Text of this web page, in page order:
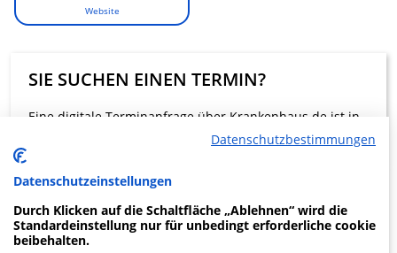
Website
SIE SUCHEN EINEN TERMIN?
Eine digitale Terminanfrage über Krankenhaus.de ist in
Beratung und Kontakt
Datenschutzbestimmungen
Datenschutzeinstellungen
Durch Klicken auf die Schaltfläche „Ablehnen“ wird die
Standardeinstellung nur für unbedingt erforderliche cookie
beibehalten.